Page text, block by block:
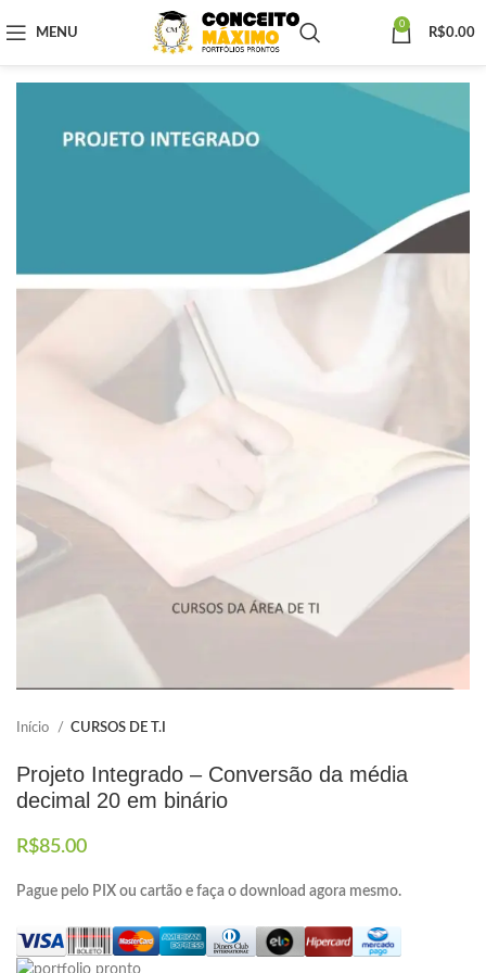
MENU
0
R$0.00
Início CURSOS DE T.I
Projeto Integrado – Conversão da média
decimal 20 em binário
R$85.00
Pague pelo PIX ou cartão e faça o download agora mesmo.
Elaboramos os portfólios
Envio imediato